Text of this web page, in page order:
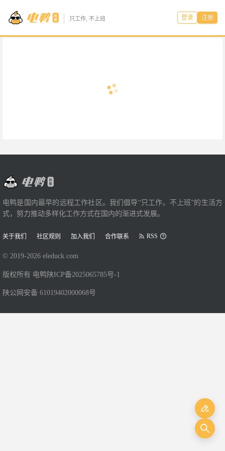
只工作, 不上班 登录 注册
电鸭是国内最早的远程工作社区。我们倡导“只工作，不上班”的生活方
式，努力推动多样化工作方式在国内的渐进式发展。
关于我们 社区规则 加入我们 合作联系 RSS
© 2019-2026 eleduck.com
版权所有 电鸭 陕ICP备2025065785号-1
陕公网安备 61019402000068号